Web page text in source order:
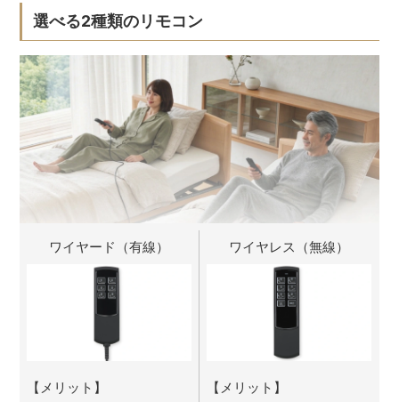
選べる2種類のリモコン
ワイヤード（有線） ワイヤレス（無線）
【メリット】
【メリット】